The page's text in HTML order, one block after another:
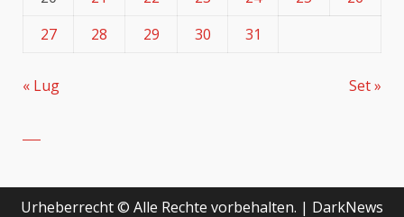
27
28 29 30 31
« Lug Set »
Urheberrecht © Alle Rechte vorbehalten. | DarkNews